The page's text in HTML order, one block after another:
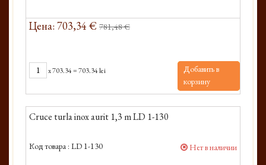
Цена: 703,34 € 781,48 €
x703.34=703.34 lei
Добавить в
корзину
Cruce turla inox aurit 1,3 m LD 1-130
Код товара : LD 1-130 Нет в наличии